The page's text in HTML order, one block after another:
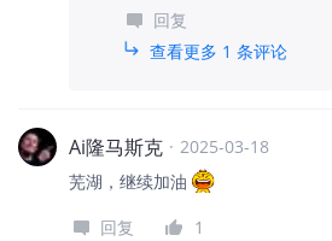
回复
查看更多 1 条评论
Ai隆马斯克 · 2025-03-18
芜湖，继续加油
回复
1